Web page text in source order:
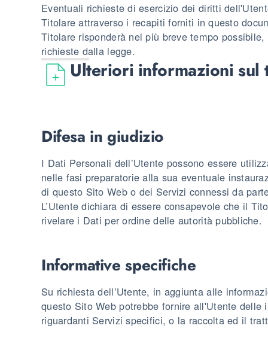
Eventuali richieste di esercizio dei diritti
Titolare attraverso i recapiti forniti in questo
Titolare risponderà nel più breve tempo
richieste dalla legge.
Ulteriori informazioni sul
Difesa in giudizio
I Dati Personali dell’Utente possono essere
nelle fasi preparatorie alla sua eventuale
di questo Sito Web o dei Servizi connessi da
L’Utente dichiara di essere consapevole che il
rivelare i Dati per ordine delle autorità pubbliche.
Informative specifiche
Su richiesta dell’Utente, in aggiunta alle
questo Sito Web potrebbe fornire all'Utente
riguardanti Servizi specifici, o la raccolta ed il